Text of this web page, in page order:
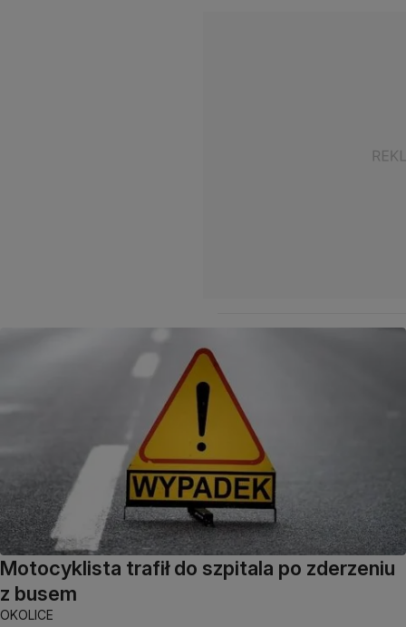
Motocyklista trafił do szpitala po zderzeniu
z busem
OKOLICE